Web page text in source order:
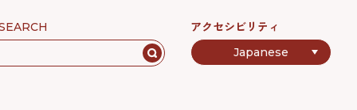
アクセシビリティ